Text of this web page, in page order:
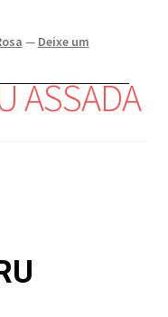
— Deixe um
ASSADA